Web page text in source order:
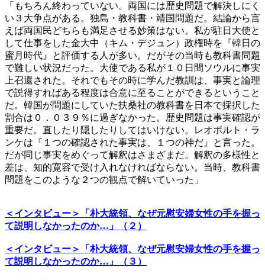
「もちろん終わっていない。両国には歴史問題で解決しにく
い３大争点がある。独島・教科書・靖国問題だ。結論から言
えば両国民どちらも満足させる妙策はない。私が駐日大使と
して仕事をした金大中（キム・デジュン）政権時を『韓日の
蜜月時代』と評価する人が多い。だがその当時も教科書問題
で難しい状況だった。大使である私が１０日間ソウルに事実
上召還された。それでもその時に学んだ教訓は、事実と論理
で説得すればある程度は合意に至ることができるということ
だ。韓国が問題にしていた扶桑社の教科書を日本で採択した
割合は０．０３９％に過ぎなかった。歴史問題は事実確認が
重要だ。直したり隠したりしてはいけない。レオポルト・ラ
ンケは『１つの確認された事実は、１つの神だ』と言った。
だが同じ事実をめぐって解釈はさまざまだ。解釈の多様性と
差は、知的寛容で受け入れなければならない。当時、教科書
問題をこのような２つの観点で解いていった」
＜インタビュー＞「朴大統領、なぜ元慰安婦女性の手を握っ
て説明しなかったのか…」（２）
＜インタビュー＞「朴大統領、なぜ元慰安婦女性の手を握っ
て説明しなかったのか…」（３）